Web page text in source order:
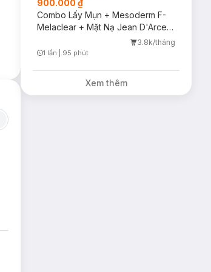
900.000 ₫
Combo Lấy Mụn + Mesoderm F-
Melaclear + Mặt Nạ Jean D'Arcel
3.8k/tháng
1 lần 95 phút
Xem thêm